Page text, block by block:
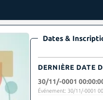
Dates &
DERNIÈRE DATE
30/11/-0001
Événement: 30/11/-0001